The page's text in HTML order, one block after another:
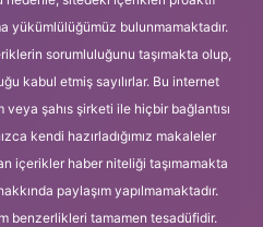
yükümlülüğümüz bulunmamaktadır.
sorumluluğunu taşımakta olup,
kabul etmiş sayılırlar. Bu internet
şahıs şirketi ile hiçbir bağlantısı
kendi hazırladığımız makaleler
içerikler haber niteliği taşımamakta
paylaşım yapılmamaktadır.
benzerlikleri tamamen tesadüfidir.